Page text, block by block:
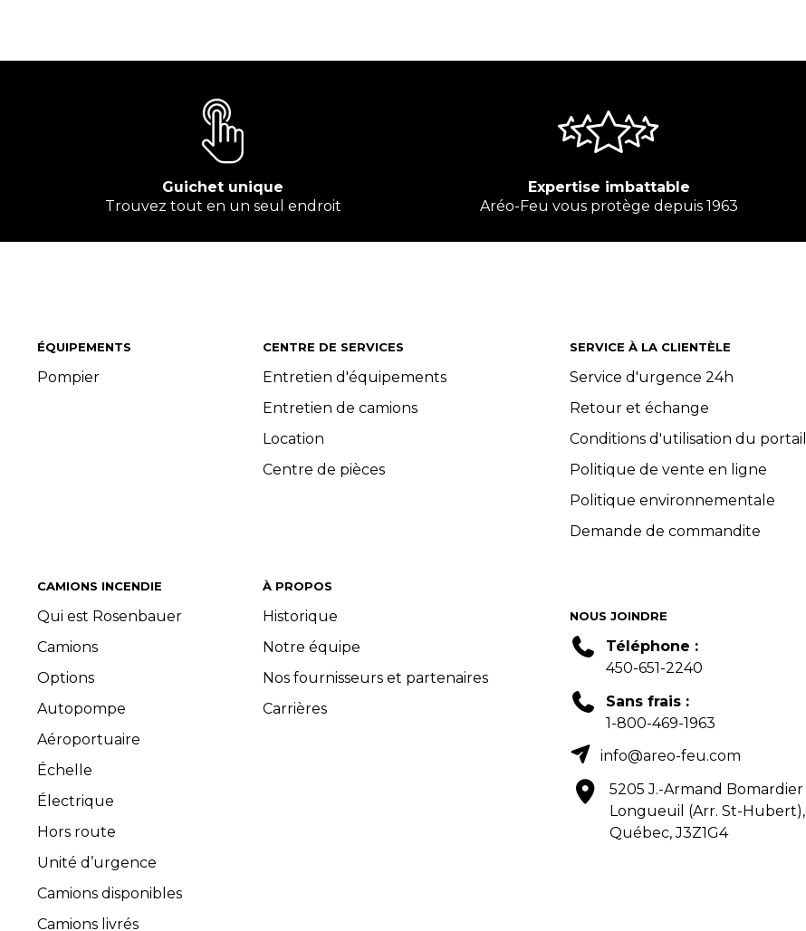
Guichet unique
Trouvez tout en un seul endroit
Expertise imbattable
Aréo-Feu vous protège depuis 1963
ÉQUIPEMENTS
Pompier
CAMIONS INCENDIE
Qui est Rosenbauer
Camions
Options
Autopompe
Aéroportuaire
Échelle
Électrique
Hors route
Unité d’urgence
Camions disponibles
Camions livrés
CENTRE DE SERVICES
Entretien d'équipements
Entretien de camions
Location
Centre de pièces
À PROPOS
Historique
Notre équipe
Nos fournisseurs et partenaires
Carrières
SERVICE À LA CLIENTÈLE
Service d'urgence 24h
Retour et échange
Conditions d'utilisation du portail
Politique de vente en ligne
Politique environnementale
Demande de commandite
NOUS JOINDRE
Téléphone :
450-651-2240
Sans frais :
1-800-469-1963
info@areo-feu.com
5205 J.-Armand Bomardier
Longueuil (Arr. St-Hubert),
Québec, J3Z1G4